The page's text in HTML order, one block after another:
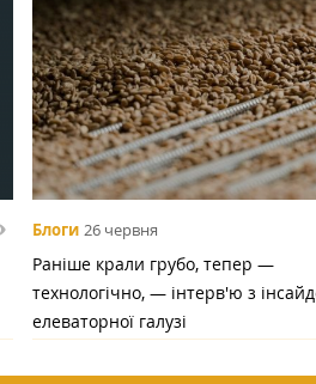
Блоги 26 червня
Раніше крали грубо, тепер —
технологічно, — інтерв'ю з
елеваторної галузі